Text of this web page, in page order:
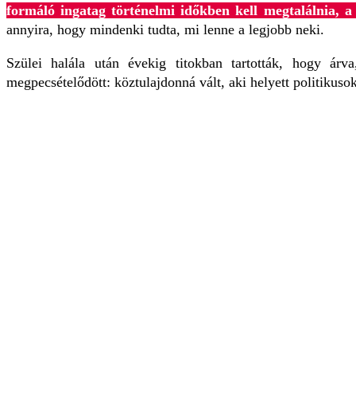
formáló ingatag történelmi időkben kell megtalálnia, a
annyira, hogy mindenki tudta, mi lenne a legjobb neki.
Szülei halála után évekig titokban tartották, hogy
megpecsételődött: köztulajdonná vált, aki helyett